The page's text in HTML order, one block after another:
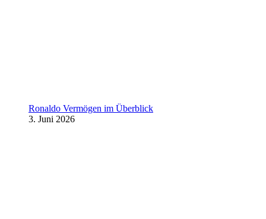
Ronaldo Vermögen im Überblick
3. Juni 2026